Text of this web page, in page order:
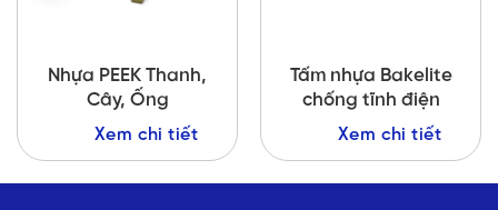
Nhựa PEEK Thanh,
Cây, Ống
Xem chi tiết
Tấm nhựa Bakelite
chống tĩnh điện
Xem chi tiết